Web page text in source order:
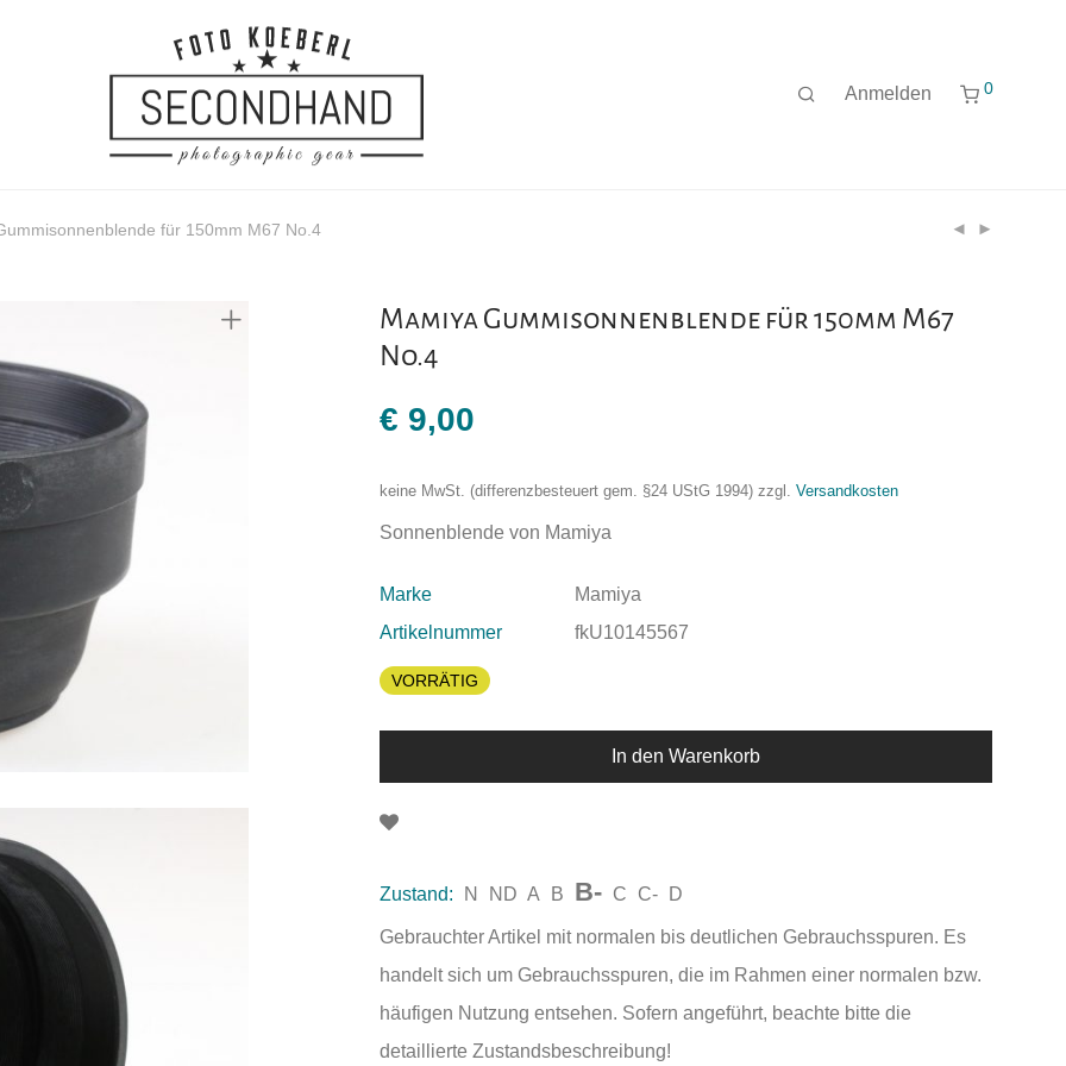
Anmelden 0
für 150mm M67 No.4
Mamiya Gummisonnenblende für 150mm M67
No.4
€ 9,00
keine MwSt. (differenzbesteuert gem. §24 UStG 1994) zzgl. Versandkosten
Sonnenblende von Mamiya
Marke
Mamiya
Artikelnummer
fkU10145567
VORRÄTIG
In den Warenkorb
Zustand: N ND A B B- C C- D
Gebrauchter Artikel mit normalen bis deutlichen Gebrauchsspuren. Es
handelt sich um Gebrauchsspuren, die im Rahmen einer normalen bzw.
häufigen Nutzung entsehen. Sofern angeführt, beachte bitte die
detaillierte Zustandsbeschreibung!